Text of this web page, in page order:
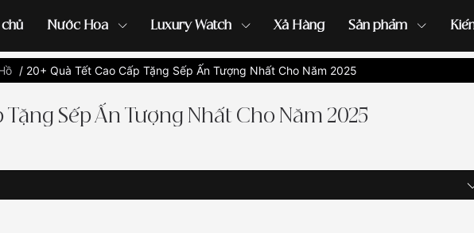
Nước Hoa Luxury Watch Xả Hàng Sản phẩm
Đồng hồ casio đồng hồ G-Shock đồng hồ Orient
/ 20+ Quà Tết Cao Cấp Tặng Sếp Ấn Tượng Nhất Cho Năm 2025
Tặng Sếp Ấn Tượng Nhất Cho Năm 2025